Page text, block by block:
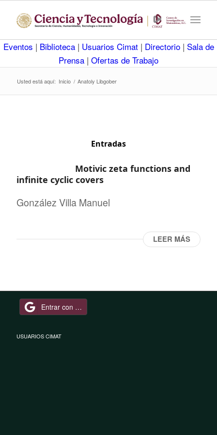
Eventos | Biblioteca | Usuarios Cimat | Directorio | Sala de
Prensa | Ofertas de Trabajo
Usted está aquí: Inicio / Anatoly Libgober
Entradas
Motivic zeta functions and
infinite cyclic covers
González Villa Manuel
LEER MÁS
Entrar con Google
USUARIOS CIMAT